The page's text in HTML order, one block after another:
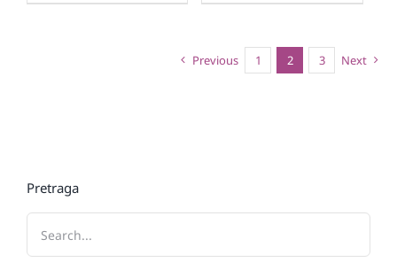
Previous 1 2 3 Next
Pretraga